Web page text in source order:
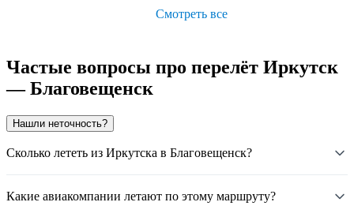
Смотреть все
Частые вопросы про перелёт Иркутск
— Благовещенск
Нашли неточность?
Сколько лететь из Иркутска в Благовещенск?
Какие авиакомпании летают по этому маршруту?